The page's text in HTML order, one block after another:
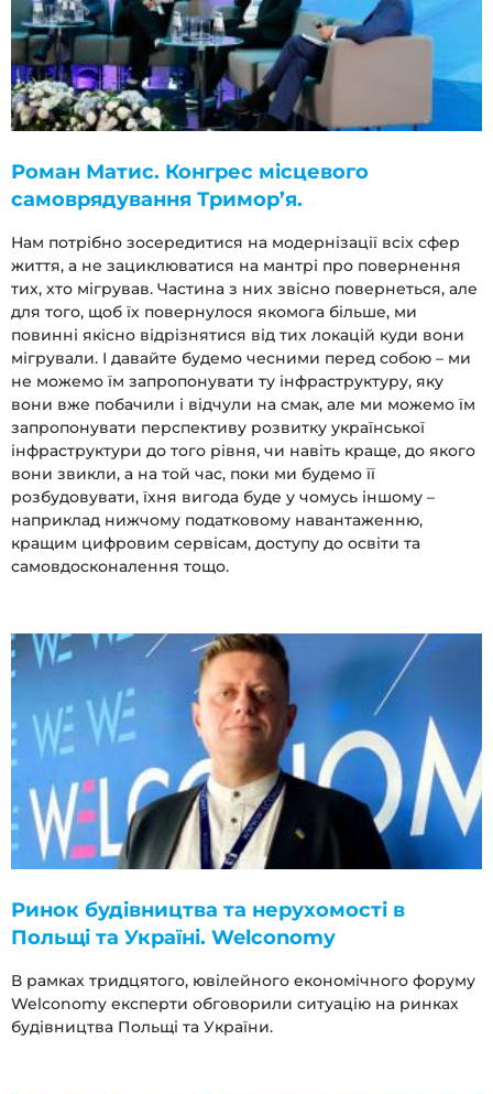
Роман Матис. Конгрес місцевого
самоврядування Тримор’я.
Нам потрібно зосередитися на модернізації всіх сфер
життя, а не зациклюватися на мантрі про повернення
тих, хто мігрував. Частина з них звісно повернеться, але
для того, щоб їх повернулося якомога більше, ми
повинні якісно відрізнятися від тих локацій куди вони
мігрували. І давайте будемо чесними перед собою – ми
не можемо їм запропонувати ту інфраструктуру, яку
вони вже побачили і відчули на смак, але ми можемо їм
запропонувати перспективу розвитку української
інфраструктури до того рівня, чи навіть краще, до якого
вони звикли, а на той час, поки ми будемо її
розбудовувати, їхня вигода буде у чомусь іншому –
наприклад нижчому податковому навантаженню,
кращим цифровим сервісам, доступу до освіти та
самовдосконалення тощо.
Ринок будівництва та нерухомості в
Польщі та Україні. Welconomy
В рамках тридцятого, ювілейного економічного форуму
Welconomy експерти обговорили ситуацію на ринках
будівництва Польщі та України.​